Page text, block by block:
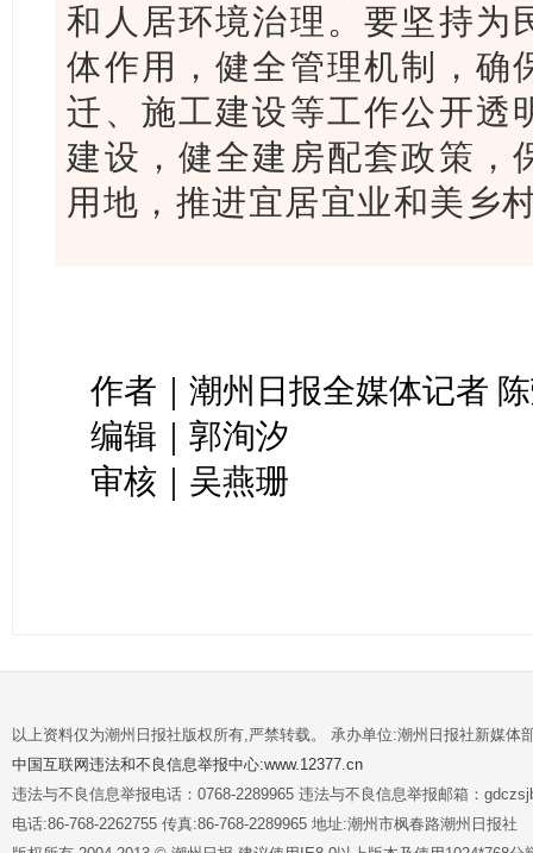
和人居环境治理。要坚持为
体作用，健全管理机制，确
迁、施工建设等工作公开透
建设，健全建房配套政策，
用地，推进宜居宜业和美乡
作者｜潮州日报全媒体记者
编辑｜郭洵汐
审核｜吴燕珊
以上资料仅为潮州日报社版权所有,严禁转载。 承办单位:潮州日报社新媒体
中国互联网违法和不良信息举报中心:www.12377.cn
违法与不良信息举报电话：0768-2289965 违法与不良信息举报邮箱：
电话:86-768-2262755 传真:86-768-2289965 地址:潮州市枫春路潮州日报社